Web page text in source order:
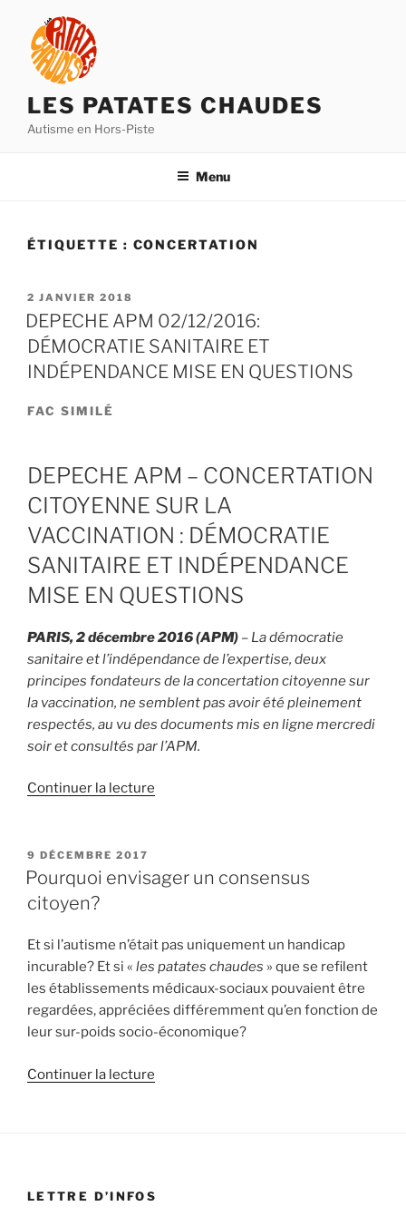
contenu
principal
LES PATATES CHAUDES
Autisme en Hors-Piste
Menu
ÉTIQUETTE : CONCERTATION
PUBLIÉ
LE
2 JANVIER 2018
DEPECHE APM 02/12/2016:
DÉMOCRATIE SANITAIRE ET
INDÉPENDANCE MISE EN QUESTIONS
FAC SIMILÉ
DEPECHE APM – CONCERTATION
CITOYENNE SUR LA
VACCINATION : DÉMOCRATIE
SANITAIRE ET INDÉPENDANCE
MISE EN QUESTIONS
PARIS, 2 décembre 2016 (APM) – La démocratie
sanitaire et l’indépendance de l’expertise, deux
principes fondateurs de la concertation citoyenne sur
la vaccination, ne semblent pas avoir été pleinement
respectés, au vu des documents mis en ligne mercredi
soir et consultés par l’APM.
Continuer la lecture
DÉMOCRATIE
INDÉPENDANCE
MISE
EN
QUESTIONS »
PUBLIÉ
LE
9 DÉCEMBRE 2017
Pourquoi envisager un consensus
citoyen?
Et si l’autisme n’était pas uniquement un handicap
incurable? Et si « les patates chaudes » que se refilent
les établissements médicaux-sociaux pouvaient être
regardées, appréciées différemment qu’en fonction de
leur sur-poids socio-économique?
Continuer la lecture
LETTRE D’INFOS